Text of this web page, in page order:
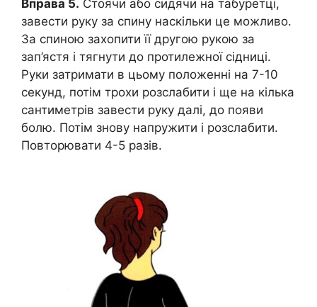
Вправа 5. Стоячи або сидячи на табуретці,
завести руку за спину наскільки це можливо.
За спиною захопити її другою рукою за
зап’ястя і тягнути до протилежної сідниці.
Руки затримати в цьому положенні на 7-10
секунд, потім трохи розслабити і ще на кілька
сантиметрів завести руку далі, до появи
болю. Потім знову напружити і розслабити.
Повторювати 4-5 разів.